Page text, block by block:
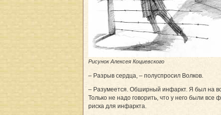
Рисунок Алексея Коциевского
– Разрыв сердца, – полуспросил Волков.
– Разумеется. Обширный инфаркт. Я был на
Только не надо говорить, что у него были все
риска для инфаркта.